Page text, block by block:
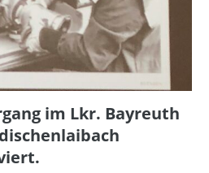
im Lkr. Bayreuth